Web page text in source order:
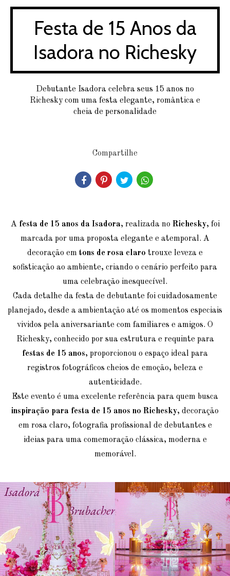
Festa de 15 Anos da
Isadora no Richesky
Debutante Isadora celebra seus 15 anos no
Richesky com uma festa elegante, romântica e
cheia de personalidade
Compartilhe
A festa de 15 anos da Isadora, realizada no Richesky, foi
marcada por uma proposta elegante e atemporal. A
decoração em tons de rosa claro trouxe leveza e
sofisticação ao ambiente, criando o cenário perfeito para
uma celebração inesquecível.
Cada detalhe da festa de debutante foi cuidadosamente
planejado, desde a ambientação até os momentos especiais
vividos pela aniversariante com familiares e amigos. O
Richesky, conhecido por sua estrutura e requinte para
festas de 15 anos, proporcionou o espaço ideal para
registros fotográficos cheios de emoção, beleza e
autenticidade.
Este evento é uma excelente referência para quem busca
inspiração para festa de 15 anos no Richesky, decoração
em rosa claro, fotografia profissional de debutantes e
ideias para uma comemoração clássica, moderna e
memorável.